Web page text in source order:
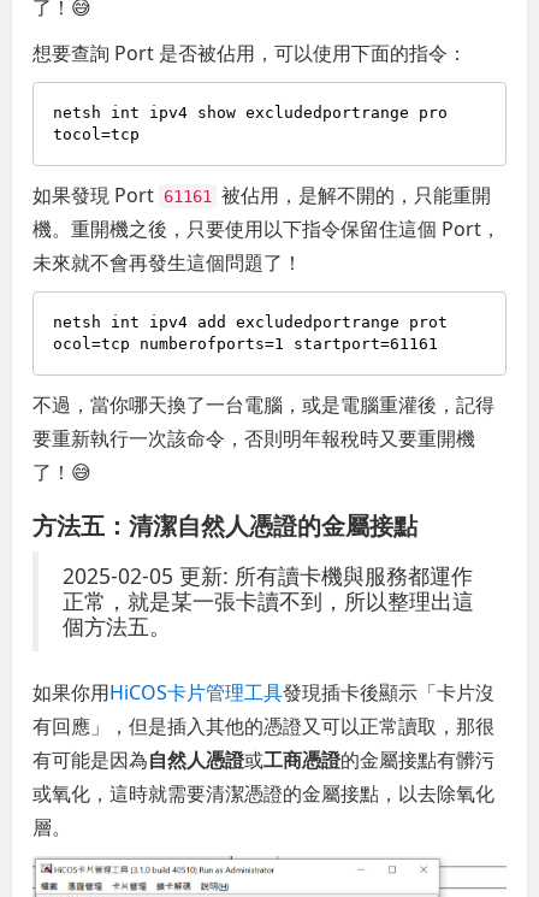
了！😅
想要查詢 Port 是否被佔用，可以使用下面的指令：
netsh int ipv4 show excludedportrange pro
如果發現 Port 61161
被佔用，是解不開的，只能重開
機。重開機之後，只要使用以下指令保留住這個 Port，
未來就不會再發生這個問題了！
netsh int ipv4 add excludedportrange prot
ocol=tcp numberofports=1 startport=61161
不過，當你哪天換了一台電腦，或是電腦重灌後，記得
要重新執行一次該命令，否則明年報稅時又要重開機
了！😅
方法五：清潔自然人憑證的金屬接點
2025-02-05 更新: 所有讀卡機與服務都運作
正常，就是某一張卡讀不到，所以整理出這
個方法五。
如果你用HiCOS卡片管理工具發現插卡後顯示「卡片沒
有回應」，但是插入其他的憑證又可以正常讀取，那很
有可能是因為自然人憑證或工商憑證的金屬接點有髒污
或氧化，這時就需要清潔憑證的金屬接點，以去除氧化
層。